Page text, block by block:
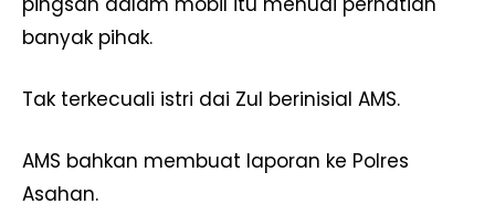
banyak pihak.
Tak terkecuali istri dai Zul berinisial AMS.
AMS bahkan membuat laporan ke Polres
Asahan.